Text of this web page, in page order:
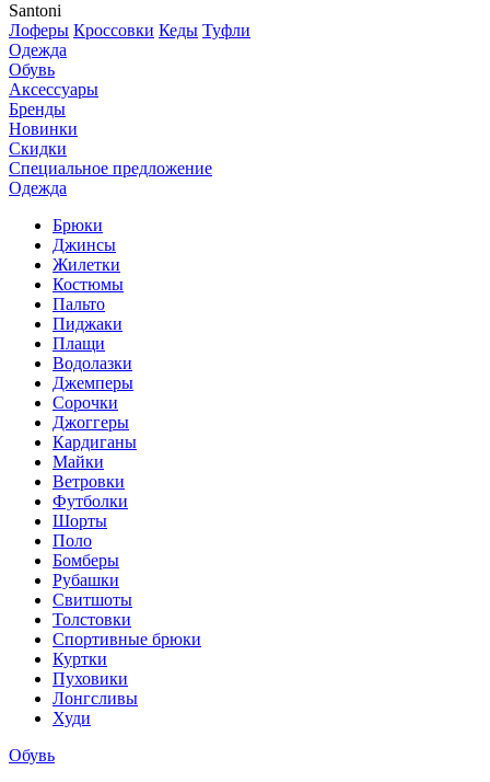
Santoni
Лоферы Кроссовки Кеды Туфли
Одежда
Обувь
Аксессуары
Бренды
Новинки
Скидки
Специальное предложение
Одежда
Брюки
Джинсы
Жилетки
Костюмы
Пальто
Пиджаки
Плащи
Водолазки
Джемперы
Сорочки
Джоггеры
Кардиганы
Майки
Ветровки
Футболки
Шорты
Поло
Бомберы
Рубашки
Свитшоты
Толстовки
Спортивные брюки
Куртки
Пуховики
Лонгсливы
Худи
Обувь